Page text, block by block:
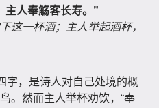
主人奉觞客长寿。”
这一杯酒；主人举起酒杯，
字，是诗人对自己处境的概
。然而主人举杯劝饮，“奉